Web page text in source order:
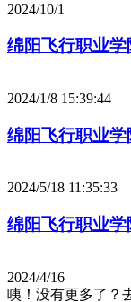
2024/10/1
绵阳飞行职业
2024/1/8 15:39:44
绵阳飞行职业
2024/5/18 11:35:33
绵阳飞行职业学
2024/4/16
咦！没有更多了？